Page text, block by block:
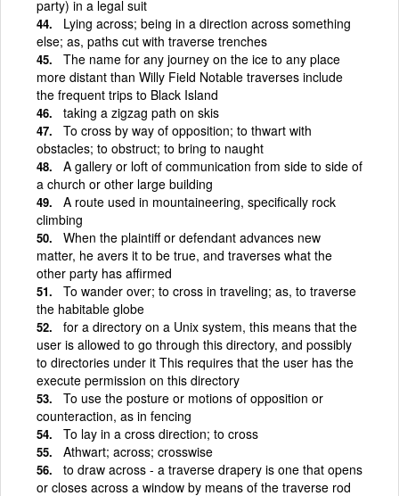
party) in a legal suit
Lying across; being in a direction across something
else; as, paths cut with traverse trenches
The name for any journey on the ice to any place
more distant than Willy Field Notable traverses include
the frequent trips to Black Island
taking a zigzag path on skis
To cross by way of opposition; to thwart with
obstacles; to obstruct; to bring to naught
A gallery or loft of communication from side to side of
a church or other large building
A route used in mountaineering, specifically rock
climbing
When the plaintiff or defendant advances new
matter, he avers it to be true, and traverses what the
other party has affirmed
To wander over; to cross in traveling; as, to traverse
the habitable globe
for a directory on a Unix system, this means that the
user is allowed to go through this directory, and possibly
to directories under it This requires that the user has the
execute permission on this directory
To use the posture or motions of opposition or
counteraction, as in fencing
To lay in a cross direction; to cross
Athwart; across; crosswise
to draw across - a traverse drapery is one that opens
or closes across a window by means of the traverse rod